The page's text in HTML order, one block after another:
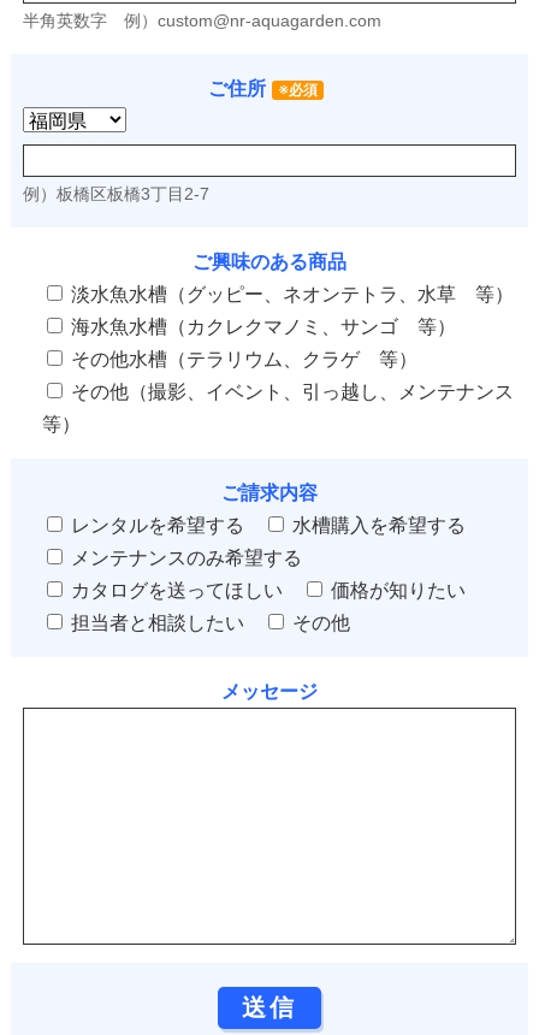
半角英数字例） custom@nr-aquagarden.com
ご住所 ※必須
例）板橋区板橋3丁目2-7
ご興味のある商品
淡水魚水槽（グッピー、ネオンテトラ、水草 等）
海水魚水槽（カクレクマノミ、サンゴ 等）
その他水槽（テラリウム、クラゲ 等）
その他（撮影、イベント、引っ越し、メンテナンス
等）
ご請求内容
レンタルを希望する
水槽購入を希望する
メンテナンスのみ希望する
カタログを送ってほしい
価格が知りたい
担当者と相談したい
その他
メッセージ